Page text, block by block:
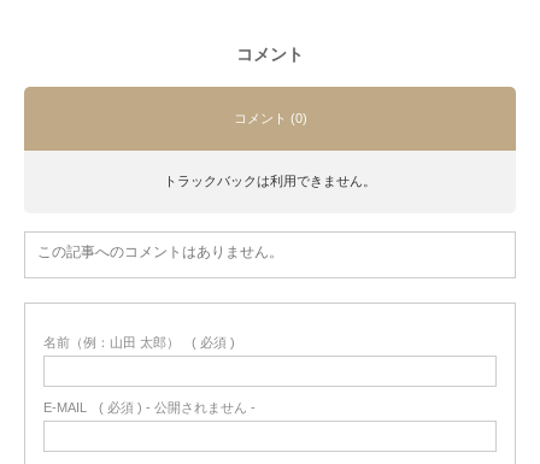
コメント
コメント (0)
トラックバックは利用できません。
この記事へのコメントはありません。
名前（例：山田 太郎） ( 必須 )
E-MAIL ( 必須 ) - 公開されません -